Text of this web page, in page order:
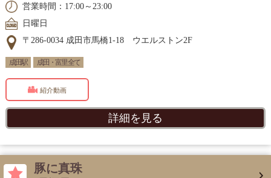
営業時間：17:00～23:00
日曜日
〒286-0034 成田市馬橋1-18 ウエルストン2F
成田駅 成田・富里 全て
紹介動画
詳細を見る
豚に真珠